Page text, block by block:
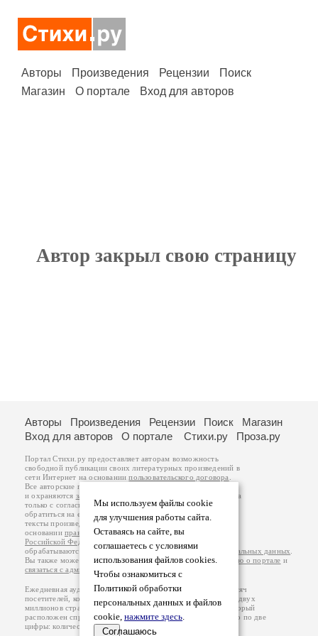
Авторы Произведения Рецензии
Поиск
Магазин
О портале Вход для авторов
Автор закрыл свою страницу
Мы используем файлы cookie
для улучшения работы сайта.
Оставаясь на сайте, вы
соглашаетесь с условиями
использования файлов cookies.
Чтобы ознакомиться с
Политикой обработки
персональных данных и файлов
cookie, нажмите здесь.
Соглашаюсь
Авторы Произведения Рецензии Поиск
Магазин
Вход для авторов
О портале Стихи.ру Проза.ру
Портал Стихи.ру предоставляет авторам возможность
свободной публикации своих литературных произведений в
сети Интернет на основаниипользовательского договора
Все авторские права на произведения принадлежат авторам
и охраняются законом
. Перепечатка произведений возможна
только с согласия его автора, к которому вы можете
обратиться на его авторской странице. Ответственность за
тексты произведений авторы несут самостоятельно на
основанииправил публикацииизаконодательства
Российской Федерации
обрабатываются на основанииПолитики обработки персональных данных
Вы также можете посмотреть более подробнуюинформацию о портале и
связаться с администрацией
Ежедневная аудитория портала Стихи.ру – порядка 200 тысяч
посетителей, которые в общей сумме просматривают более двух
миллионов страниц по данным счетчика посещаемости, который
расположен справа от этого текста. В каждой графе указано по две
цифры: количество просмотров и количество посетителей.